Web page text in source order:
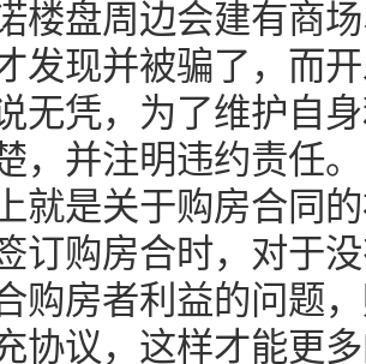
楼盘周边会建有商
发现并被骗了，而
无凭，为了维护自
，并注明违约责任。
是关于购房合同的
订购房合时，对于
购房者利益的问题
协议，这样才能更